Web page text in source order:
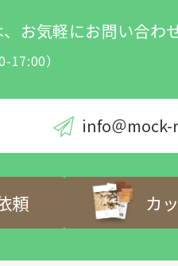
お気軽にお問い合わ
17:00）
info＠
頼 カ